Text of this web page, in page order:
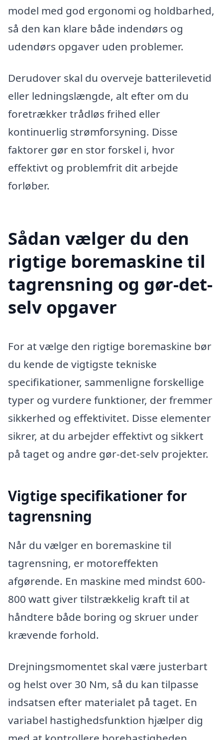
model med god ergonomi og holdbarhed,
så den kan klare både indendørs og
udendørs opgaver uden problemer.
Derudover skal du overveje batterilevetid
eller ledningslængde, alt efter om du
foretrækker trådløs frihed eller
kontinuerlig strømforsyning. Disse
faktorer gør en stor forskel i, hvor
effektivt og problemfrit dit arbejde
forløber.
Sådan vælger du den
rigtige boremaskine til
tagrensning og gør-det-
selv opgaver
For at vælge den rigtige boremaskine bør
du kende de vigtigste tekniske
specifikationer, sammenligne forskellige
typer og vurdere funktioner, der fremmer
sikkerhed og effektivitet. Disse elementer
sikrer, at du arbejder effektivt og sikkert
på taget og andre gør-det-selv projekter.
Vigtige specifikationer for
tagrensning
Når du vælger en boremaskine til
tagrensning, er motoreffekten
afgørende. En maskine med mindst 600-
800 watt giver tilstrækkelig kraft til at
håndtere både boring og skruer under
krævende forhold.
Drejningsmomentet skal være justerbart
og helst over 30 Nm, så du kan tilpasse
indsatsen efter materialet på taget. En
variabel hastighedsfunktion hjælper dig